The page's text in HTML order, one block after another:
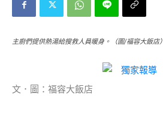
主廚們提供熱湯給搜救人員暖身。（圖/福容大飯店）
文．圖：福容大飯店